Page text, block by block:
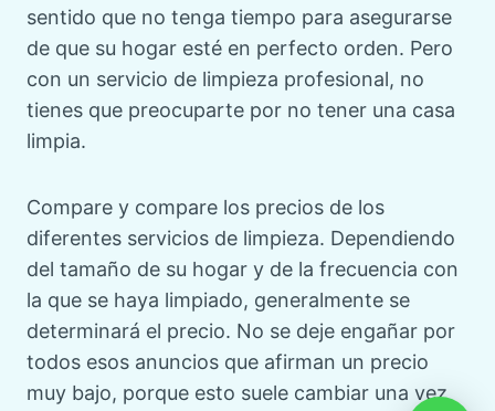
sentido que no tenga tiempo para asegurarse
de que su hogar esté en perfecto orden. Pero
con un servicio de limpieza profesional, no
tienes que preocuparte por no tener una casa
limpia.
Compare y compare los precios de los
diferentes servicios de limpieza. Dependiendo
del tamaño de su hogar y de la frecuencia con
la que se haya limpiado, generalmente se
determinará el precio. No se deje engañar por
todos esos anuncios que afirman un precio
muy bajo, porque esto suele cambiar una vez